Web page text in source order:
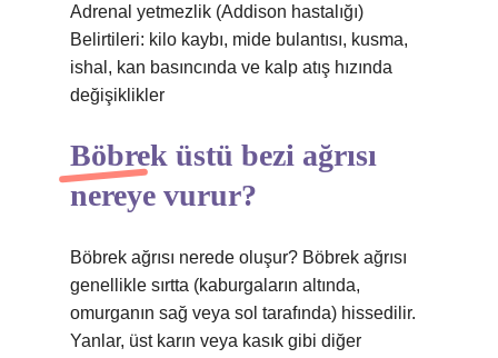
Adrenal yetmezlik (Addison hastalığı)
Belirtileri: kilo kaybı, mide bulantısı, kusma,
ishal, kan basıncında ve kalp atış hızında
değişiklikler
Böbrek üstü bezi ağrısı
nereye vurur?
Böbrek ağrısı nerede oluşur? Böbrek ağrısı
genellikle sırtta (kaburgaların altında,
omurganın sağ veya sol tarafında) hissedilir.
Yanlar, üst karın veya kasık gibi diğer